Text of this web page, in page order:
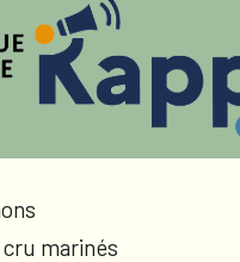
marinés